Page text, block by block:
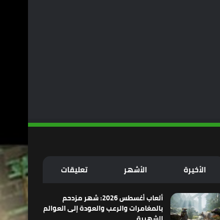
الأخيرة الأشهر تعليقات
ألعاب أغسطس 2026: شهر مزدحم
بالمغامرات والرعب والعودة إلى العوالم